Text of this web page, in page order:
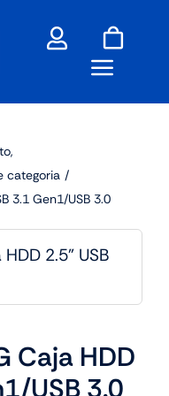
categoria
3.1 Gen1/USB 3.0
Caja HDD
USB 3.0